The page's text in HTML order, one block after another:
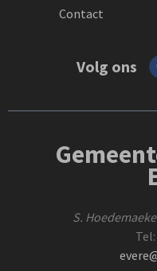
Contact
Volg ons
S.
Tel: